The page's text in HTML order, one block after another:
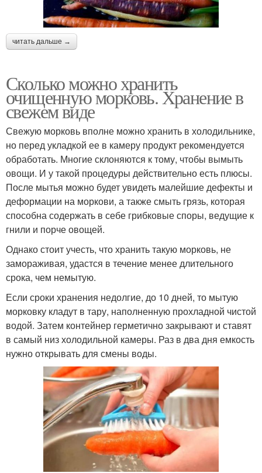
читать дальше →
Сколько можно хранить
очищенную морковь. Хранение в
свежем виде
Свежую морковь вполне можно хранить в холодильнике,
но перед укладкой ее в камеру продукт рекомендуется
обработать. Многие склоняются к тому, чтобы вымыть
овощи. И у такой процедуры действительно есть плюсы.
После мытья можно будет увидеть малейшие дефекты и
деформации на моркови, а также смыть грязь, которая
способна содержать в себе грибковые споры, ведущие к
гнили и порче овощей.
Однако стоит учесть, что хранить такую морковь, не
замораживая, удастся в течение менее длительного
срока, чем немытую.
Если сроки хранения недолгие, до 10 дней, то мытую
морковку кладут в тару, наполненную прохладной чистой
водой. Затем контейнер герметично закрывают и ставят
в самый низ холодильной камеры. Раз в два дня емкость
нужно открывать для смены воды.